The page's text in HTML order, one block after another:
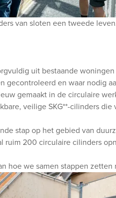
van sloten een tweede
uit bestaande
gecontroleerd en waar nodig
gemaakt in de circulaire
veilige SKG**-cilinders
stap op het gebied van
ruim 200 circulaire cilinders
hoe we samen stappen